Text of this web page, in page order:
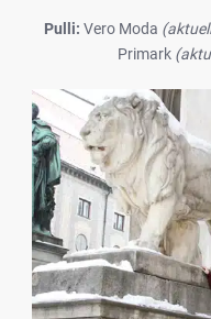
Pulli: Vero Moda
Primark